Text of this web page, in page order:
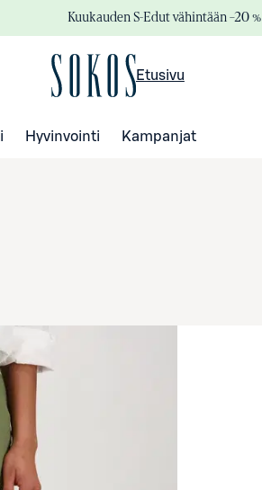
Kuukauden S-Edut vähintään –20 %
Etusivu
Hyvinvointi Kampanjat